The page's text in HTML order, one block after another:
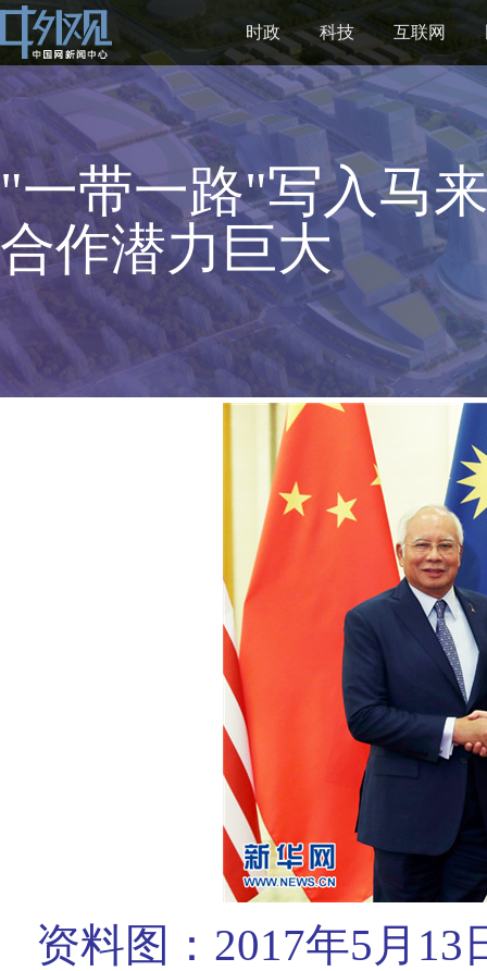
时政 科技 互联网
"一带一路"写入马
合作潜力巨大
资料图：2017年5月